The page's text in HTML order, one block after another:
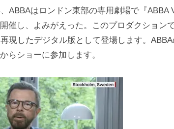
ABBAはロンドン東部の専用劇場で『ABBA
催し、よみがえった。このプロダクション
現したデジタル版として登場します。
らショーに参加します。